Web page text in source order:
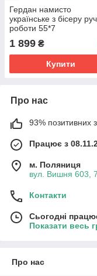
Гердан намисто
українське з бісеру
роботи 55*7
1 899 ₴
Купити
Про нас
93% позитивних з
Працює з
м. Поляниця
вул. Вишня 603,
Контакти
Сьогодні
Показати весь
Про нас